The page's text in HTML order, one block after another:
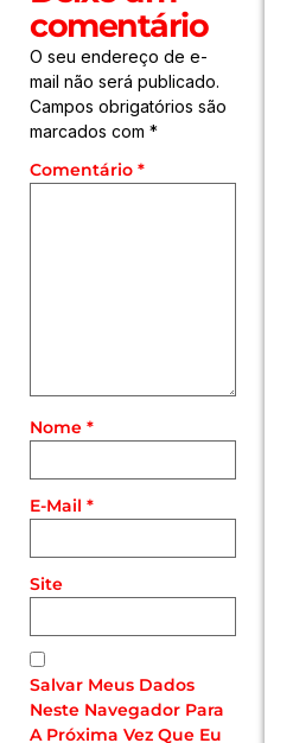
comentário
O seu endereço de e-
mail não será publicado.
Campos obrigatórios são
marcados com *
Comentário *
Nome *
E-Mail *
Site
Salvar Meus Dados
Neste Navegador Para
A Próxima Vez Que Eu